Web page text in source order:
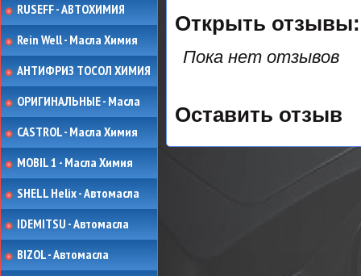
RUSEFF - АВТОХИМИЯ
Rein Well - Масла Химия
АНТИФРИЗ ТОСОЛ ХИМИЯ
ОРИГИНАЛЬНЫЕ - Масла
CASTROL - Масла Химия
MOBIL 1 - Масла Химия
SHELL Helix - Автомасла
IDEMITSU - Автомасла
BIZOL - Автомасла
Открыть
Пока нет отзывов
Оставить отзыв